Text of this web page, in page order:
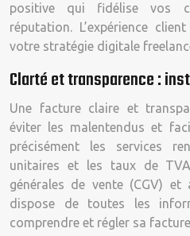
positive qui fidélise vos
réputation. L’expérience
votre stratégie digitale
Clarté et transparence :
Une facture claire et
éviter les malentendus et
précisément les services
unitaires et les taux de
générales de vente (CGV)
dispose de toutes les
comprendre et régler sa